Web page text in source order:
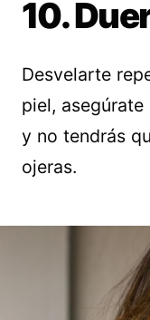
10.
Desvelarte
piel,
y no tendrás
ojeras.